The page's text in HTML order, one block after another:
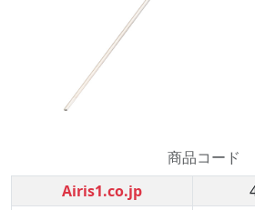
商品コード
Airis1.co.jp